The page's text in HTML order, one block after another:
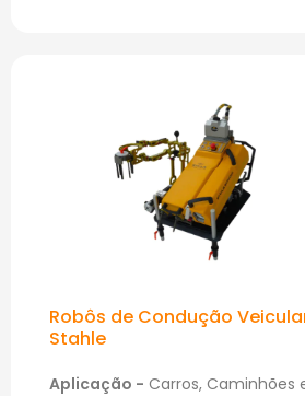
Robôs de Condução
Stahle
Aplicação - Carros, Caminhões